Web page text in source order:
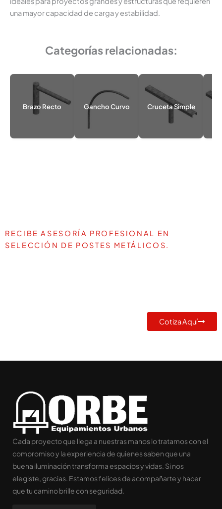
una mayor capacidad de carga y estabilidad.
Categorías relacionadas:
Brazo Recto Gancho Curvo Cruceta Simple
RECIBE ASESORÍA PROFESIONAL EN
SELECCIÓN DE POSTES METÁLICOS.
Cotiza Aquí
Cada proyecto que llega a nuestras manos lo tratamos con el
compromiso y la experiencia de quienes saben que una
buena iluminación transforma espacios y vidas. Si nos
elegiste, gracias. Estamos felices de acompañarte y hacer
que tu camino brille con seguridad.